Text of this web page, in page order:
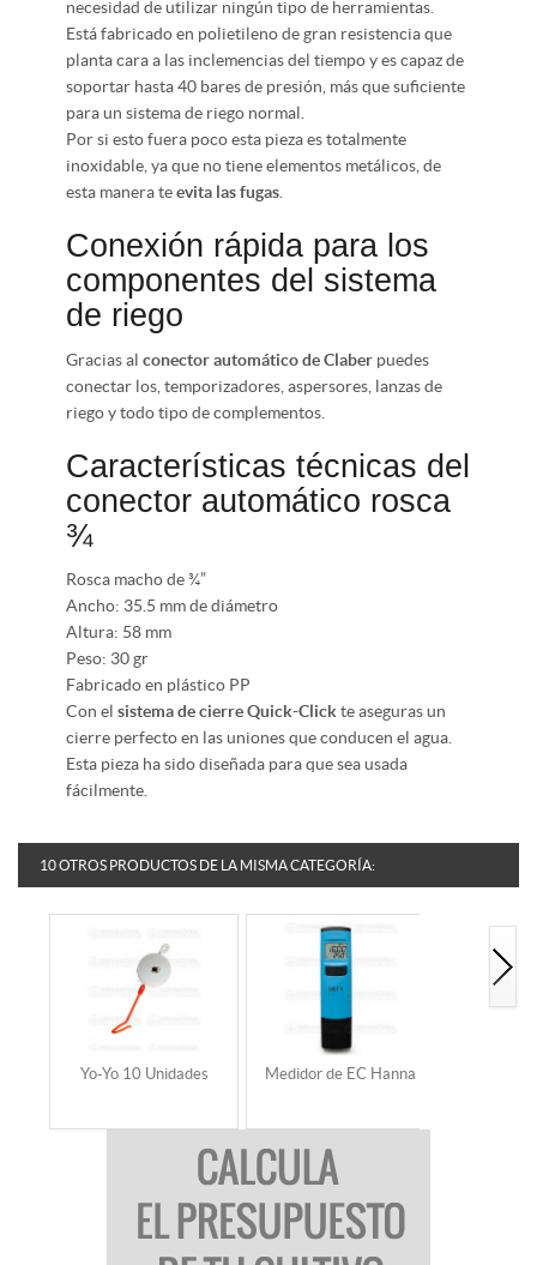
necesidad de utilizar ningún tipo de herramientas.
Está fabricado en polietileno de gran resistencia que
planta cara a las inclemencias del tiempo y es capaz de
soportar hasta 40 bares de presión, más que suficiente
para un sistema de riego normal.
Por si esto fuera poco esta pieza es totalmente
inoxidable, ya que no tiene elementos metálicos, de
esta manera teevita las fugas
Conexión rápida para los
componentes del sistema
de riego
Gracias al conector automático de Claber puedes
conectar los, temporizadores, aspersores, lanzas de
riego y todo tipo de complementos.
Características técnicas del
conector automático rosca
¾
Rosca macho de ¾”
Ancho: 35.5 mm de diámetro
Altura: 58 mm
Peso: 30 gr
Fabricado en plástico PP
Con el sistema de cierre Quick-Click te aseguras un
cierre perfecto en las uniones que conducen el agua.
Esta pieza ha sido diseñada para que sea usada
fácilmente.
10 OTROS PRODUCTOS DE LA MISMA CATEGORÍA:
Yo-Yo 10 Unidades Medidor de EC Hanna